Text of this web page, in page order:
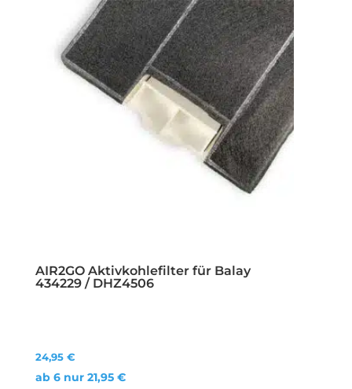
AIR2GO Aktivkohlefilter für Balay
434229 / DHZ4506
24,95€
ab 6 nur21,95€